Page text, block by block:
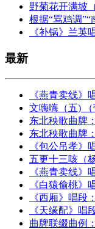
野菊花开满坡
根据“骂鸡调
《补锅》兰英
最新
《燕青卖线》
文嗨嗨（五) （
东北秧歌曲牌
东北秧歌曲牌
《包公吊孝》
五更十三咳（
《燕青卖线》
《白猿偷桃》
《西厢》唱段
《天缘配》唱
曲牌联缀曲例